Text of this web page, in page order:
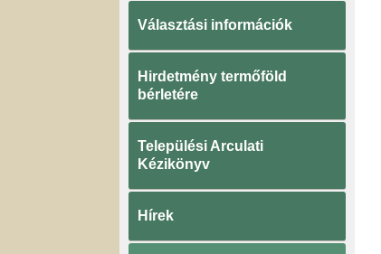
Választási információk
Hirdetmény termőföld
bérletére
Települési Arculati
Kézikönyv
Hírek